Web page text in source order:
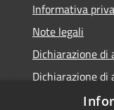
Informativa
Note legali
Dichiarazione di
Dichiarazione di